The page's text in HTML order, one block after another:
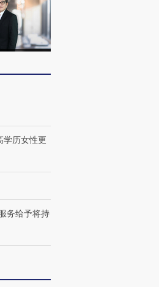
种
学历女性更
务给予将持